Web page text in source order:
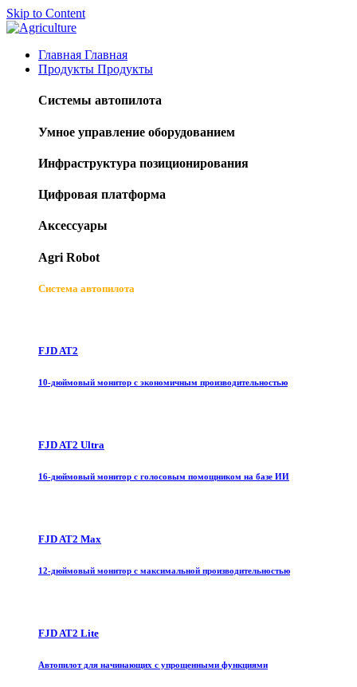
Skip to Content
Главная Главная
Продукты Продукты
Системы автопилота
Умное управление оборудованием
Инфраструктура позиционирования
Цифровая платформа
Аксессуары
Agri Robot
Система автопилота
FJD AT2
10-дюймовый монитор с экономичным производительностью
FJD AT2 Ultra
16-дюймовый монитор с голосовым помощником на базе ИИ
FJD AT2 Max
12-дюймовый монитор с максимальной производительностью
FJD AT2 Lite
Автопилот для начинающих с упрощенными функциями